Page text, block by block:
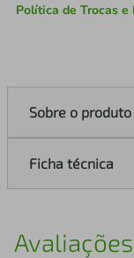
Política de Trocas e
Sobre o produto
Ficha técnica
Avaliações